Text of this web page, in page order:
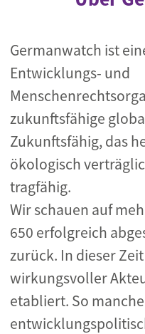
Germanwatch ist
Entwicklungs- und
zukunftsfähige
Zukunftsfähig, das
ökologisch
tragfähig.
Wir schauen auf
650 erfolgreich
zurück. In dieser
wirkungsvoller
etabliert. So